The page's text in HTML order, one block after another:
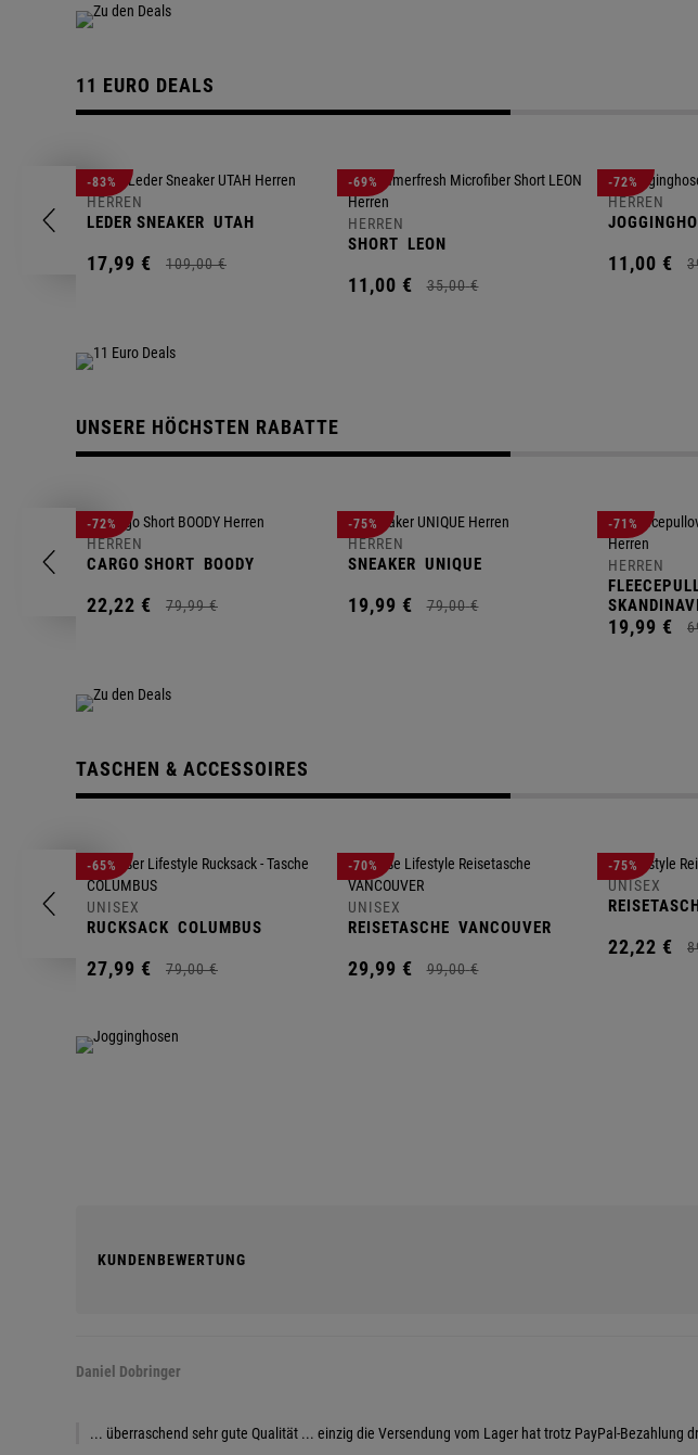
11 EURO DEALS
-83%
HERREN
LEDER SNEAKER UTAH
17,99 € 109,00 €
-69%
HERREN
SHORT LEON
11,00 € 35,00 €
-72%
HERREN
11,00 €
UNSERE HÖCHSTEN RABATTE
-72%
HERREN
CARGO SHORT BOODY
22,22 € 79,99 €
-75%
HERREN
SNEAKER UNIQUE
19,99 € 79,00 €
-71%
HERREN
19,99 €
TASCHEN & ACCESSOIRES
-65%
UNISEX
RUCKSACK COLUMBUS
27,99 € 79,00 €
-70%
UNISEX
REISETASCHE VANCOUVER
29,99 € 99,00 €
-75%
UNISEX
22,22 €
KUNDENBEWERTUNG
Daniel Dobringer
... überraschend sehr gute Qualität ... einzig die Versendung vom Lager hat trotz PayPal-Bezahlung